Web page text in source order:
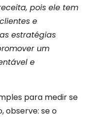
pois ele tem
e
estratégias
um
e
para medir se
observe: se o